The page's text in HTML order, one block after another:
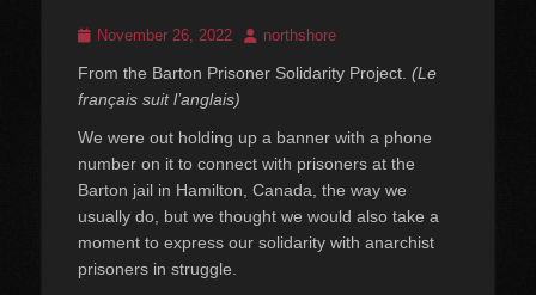
PostedNovember 26, 2022 Author
northshore
From the Barton Prisoner Solidarity Project. (Le
français suit l’anglais)
We were out holding up a banner with a phone
number on it to connect with prisoners at the
Barton jail in Hamilton, Canada, the way we
usually do, but we thought we would also take a
moment to express our solidarity with anarchist
prisoners in struggle.